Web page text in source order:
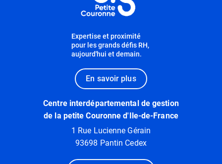
Expertise et proximité
pour les grands défis RH,
aujourd'hui et demain.
En savoir plus
Centre interdépartemental de gestion
de la petite Couronne d'Ile-de-France
1 Rue Lucienne Gérain
93698 Pantin Cedex